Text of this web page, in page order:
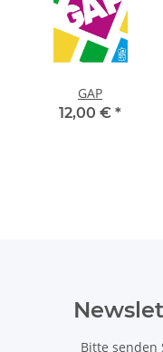
GAP
12,00 € *
Bitte senden